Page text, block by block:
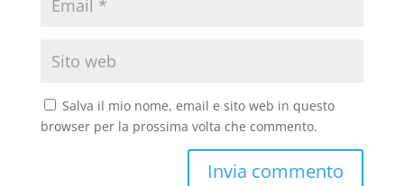
Salva il mio nome, email e sito web in questo
browser per la prossima volta che commento.